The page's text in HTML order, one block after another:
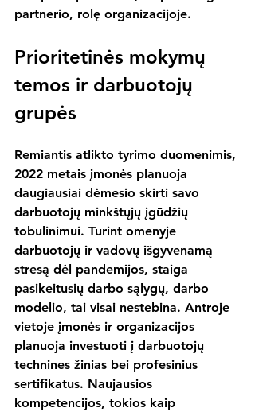
partnerio, rolę organizacijoje.
Prioritetinės mokymų
temos ir darbuotojų
grupės
Remiantis atlikto tyrimo duomenimis,
2022 metais įmonės planuoja
daugiausiai dėmesio skirti savo
darbuotojų minkštųjų įgūdžių
tobulinimui. Turint omenyje
darbuotojų ir vadovų išgyvenamą
stresą dėl pandemijos, staiga
pasikeitusių darbo sąlygų, darbo
modelio, tai visai nestebina. Antroje
vietoje įmonės ir organizacijos
planuoja investuoti į darbuotojų
technines žinias bei profesinius
sertifikatus. Naujausios
kompetencijos, tokios kaip